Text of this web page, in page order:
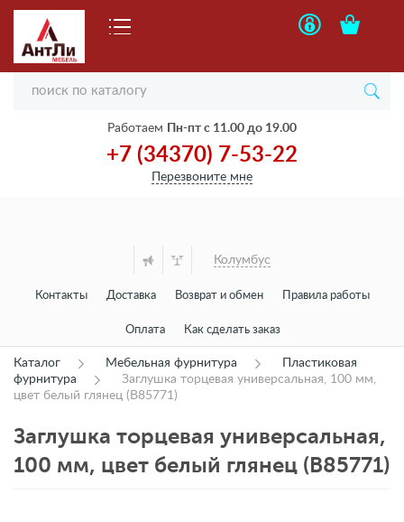
Работаем Пн-пт с 11.00 до 19.00
+7 (34370) 7-53-22
Перезвоните мне
Колумбус
Контакты Доставка Возврат и обмен Правила работы
Оплата Как сделать заказ
Каталог Мебельная фурнитура
Пластиковая
фурнитура
Заглушка торцевая универсальная, 100 мм,
цвет белый глянец (B85771)
Заглушка торцевая универсальная,
100 мм, цвет белый глянец (B85771)